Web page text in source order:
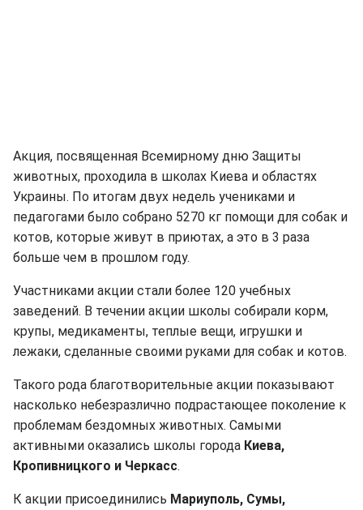
Акция, посвященная Всемирному дню Защиты
животных, проходила в школах Киева и областях
Украины. По итогам двух недель учениками и
педагогами было собрано 5270 кг помощи для собак и
котов, которые живут в приютах, а это в 3 раза
больше чем в прошлом году.
Участниками акции стали более 120 учебных
заведений. В течении акции школы собирали корм,
крупы, медикаменты, теплые вещи, игрушки и
лежаки, сделанные своими руками для собак и котов.
Такого рода благотворительные акции показывают
насколько небезразлично подрастающее поколение к
проблемам бездомных животных. Самыми
активными оказались школы города Киева,
Кропивницкого и Черкасс.
К акции присоединились Мариуполь, Сумы,